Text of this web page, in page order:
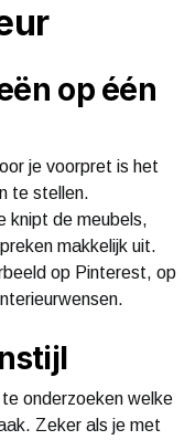
op één
je voorpret is het
te stellen.
knipt de meubels,
makkelijk uit.
op Pinterest, op
onderzoeken welke
Zeker als je met